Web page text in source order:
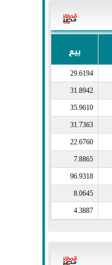
بيع
29.6194
31.8942
35.9610
31.7363
22.6760
7.8865
96.9318
8.0645
4.3887